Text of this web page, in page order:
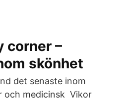
corner –
skönhet
det senaste inom
och medicinsk Vikor